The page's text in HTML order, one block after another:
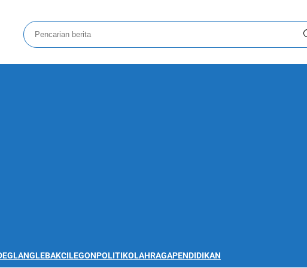
LEBAKCILEGONPOLITIKOLAHRAGAPENDIDIKAN